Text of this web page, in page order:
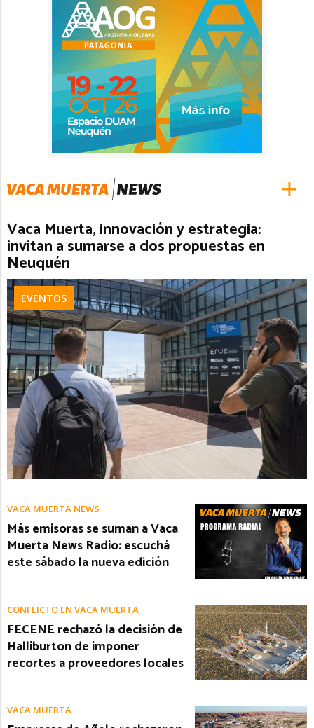
Vaca Muerta, innovación y estrategia:
invitan a sumarse a dos propuestas en
Neuquén
EVENTOS
VACA MUERTA NEWS
Más emisoras se suman a Vaca
Muerta News Radio: escuchá
este sábado la nueva edición
CONFLICTO EN VACA MUERTA
FECENE rechazó la decisión de
Halliburton de imponer
recortes a proveedores locales
VACA MUERTA